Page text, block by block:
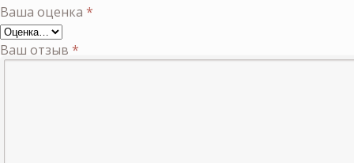
Ваша оценка *
Ваш отзыв *